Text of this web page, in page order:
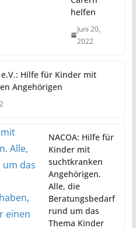
helfen
Juni 20,
2022
Hilfe für Kinder mit
Angehörigen
NACOA: Hilfe für
Kinder mit
suchtkranken
Angehörigen.
Alle, die
Beratungsbedarf
rund um das
Thema Kinder